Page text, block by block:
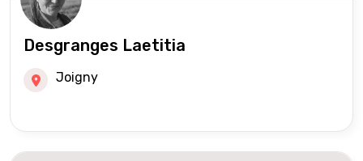
Desgranges Laetitia
Joigny